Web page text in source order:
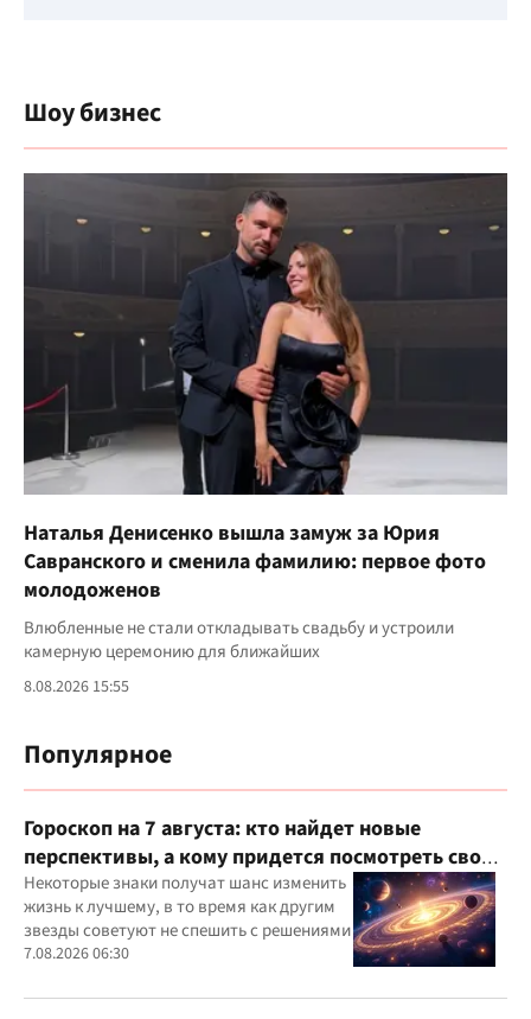
Шоу бизнес
Наталья Денисенко вышла замуж за Юрия
Савранского и сменила фамилию: первое фото
молодоженов
Влюбленные не стали откладывать свадьбу и устроили
камерную церемонию для ближайших
8.08.2026 15:55
Популярное
Гороскоп на 7 августа: кто найдет новые
перспективы, а кому придется посмотреть свои
приоритеты
Некоторые знаки получат шанс изменить
жизнь к лучшему, в то время как другим
звезды советуют не спешить с решениями
7.08.2026 06:30